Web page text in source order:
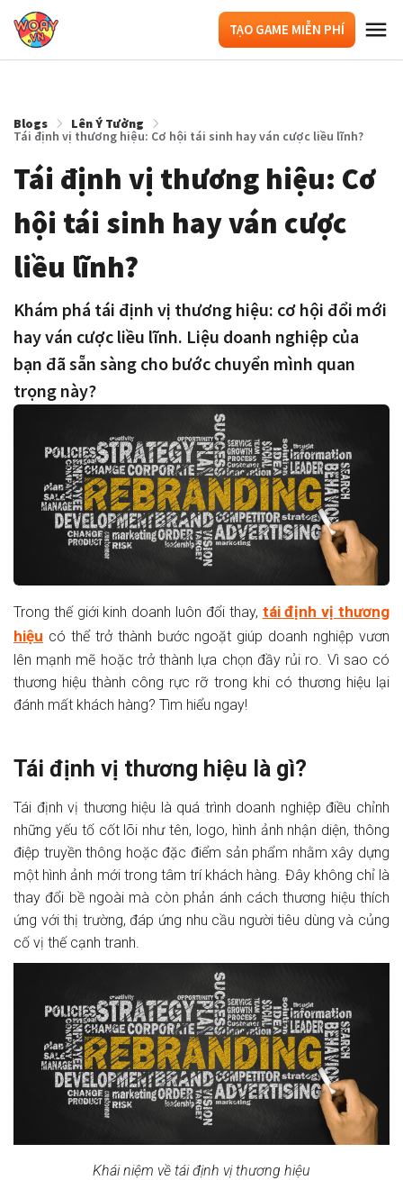
TẠO GAME MIỄN PHÍ
Blogs Lên Ý Tưởng
Tái định vị thương hiệu: Cơ hội tái sinh hay ván cược liều lĩnh?
Tái định vị thương hiệu: Cơ
hội tái sinh hay ván cược
liều lĩnh?
Khám phá tái định vị thương hiệu: cơ hội đổi mới
hay ván cược liều lĩnh. Liệu doanh nghiệp của
bạn đã sẵn sàng cho bước chuyển mình quan
trọng này?
Trong thế giới kinh doanh luôn đổi thay, tái định vị thương
hiệu có thể trở thành bước ngoặt giúp doanh nghiệp vươn
lên mạnh mẽ hoặc trở thành lựa chọn đầy rủi ro. Vì sao có
thương hiệu thành công rực rỡ trong khi có thương hiệu lại
đánh mất khách hàng? Tìm hiểu ngay!
Tái định vị thương hiệu là gì?
Tái định vị thương hiệu là quá trình doanh nghiệp điều chỉnh
những yếu tố cốt lõi như tên, logo, hình ảnh nhận diện, thông
điệp truyền thông hoặc đặc điểm sản phẩm nhằm xây dựng
một hình ảnh mới trong tâm trí khách hàng. Đây không chỉ là
thay đổi bề ngoài mà còn phản ánh cách thương hiệu thích
ứng với thị trường, đáp ứng nhu cầu người tiêu dùng và củng
cố vị thế cạnh tranh.
Khái niệm về tái định vị thương hiệu